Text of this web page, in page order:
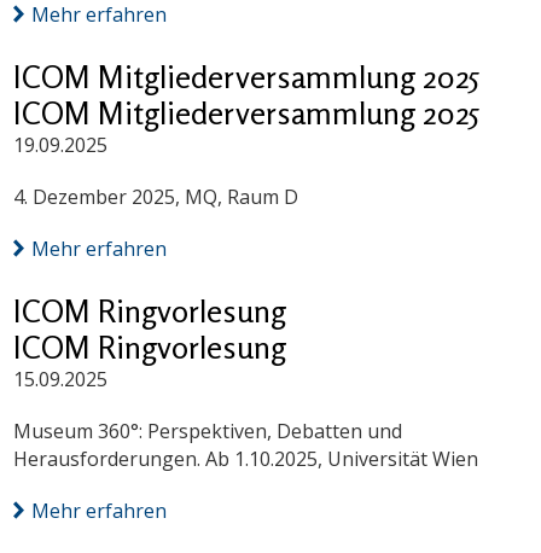
Mehr erfahren
ICOM Mitgliederversammlung 2025
ICOM Mitgliederversammlung 2025
19.09.2025
4. Dezember 2025, MQ, Raum D
Mehr erfahren
ICOM Ringvorlesung
ICOM Ringvorlesung
15.09.2025
Museum 360°: Perspektiven, Debatten und
Herausforderungen. Ab 1.10.2025, Universität Wien
Mehr erfahren